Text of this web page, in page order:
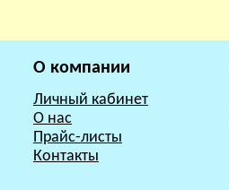
О компании
Личный кабинет
О нас
Прайс-листы
Контакты